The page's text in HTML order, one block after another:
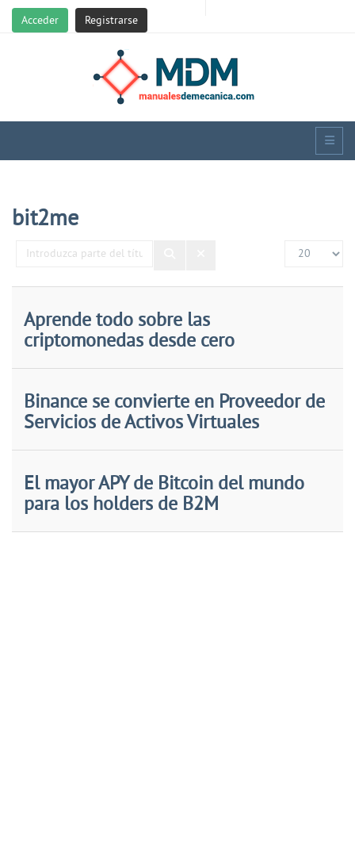
Acceder Registrarse
bit2me
Introduzca
Cantidad
Aprende todo sobre las
criptomonedas desde cero
Binance se convierte en Proveedor de
Servicios de Activos Virtuales
El mayor APY de Bitcoin del mundo
para los holders de B2M